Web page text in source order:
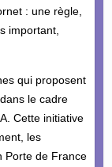
: une règle,
important,
qui proposent
le cadre
Cette initiative
les
Porte de France